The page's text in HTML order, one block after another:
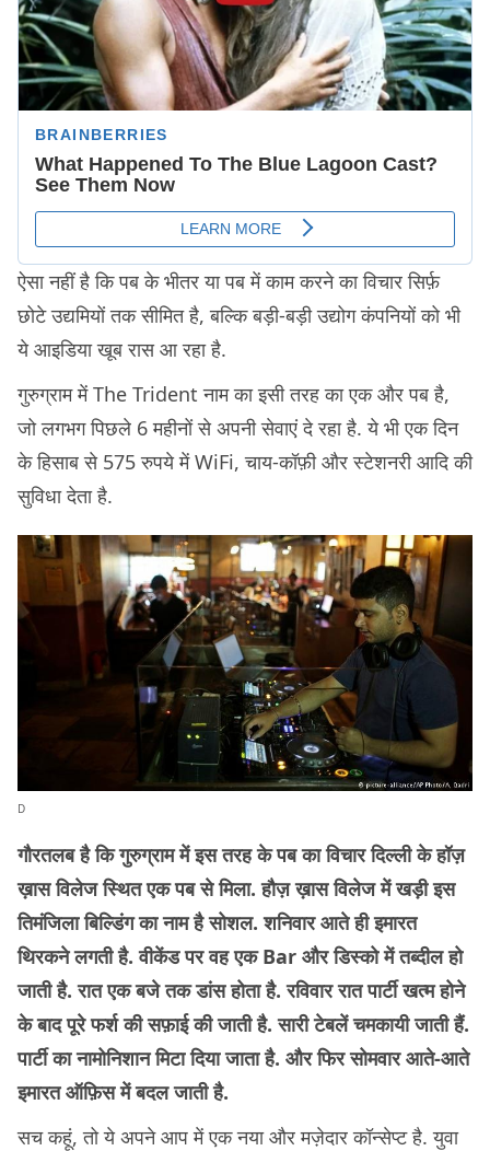
ऐसा नहीं है कि पब के भीतर या पब में काम करने का विचार सिर्फ़
छोटे उद्यमियों तक सीमित है, बल्कि बड़ी-बड़ी उद्योग कंपनियों को भी
ये आइडिया खूब रास आ रहा है.
गुरुग्राम में The Trident नाम का इसी तरह का एक और पब है,
जो लगभग पिछले 6 महीनों से अपनी सेवाएं दे रहा है. ये भी एक दिन
के हिसाब से 575 रुपये में WiFi, चाय-कॉफ़ी और स्टेशनरी आदि की
सुविधा देता है.
D
गौरतलब है कि गुरुग्राम में इस तरह के पब का विचार दिल्ली के हॉज़
ख़ास विलेज स्थित एक पब से मिला. हौज़ ख़ास विलेज में खड़ी इस
तिमंजिला बिल्डिंग का नाम है सोशल. शनिवार आते ही इमारत
थिरकने लगती है. वीकेंड पर वह एक Bar और डिस्को में तब्दील हो
जाती है. रात एक बजे तक डांस होता है. रविवार रात पार्टी खत्म होने
के बाद पूरे फर्श की सफ़ाई की जाती है. सारी टेबलें चमकायी जाती हैं.
पार्टी का नामोनिशान मिटा दिया जाता है. और फिर सोमवार आते-आते
इमारत ऑफ़िस में बदल जाती है.
सच कहूं, तो ये अपने आप में एक नया और मज़ेदार कॉन्सेप्ट है. युवा